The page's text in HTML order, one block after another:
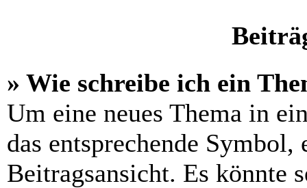
» Wie schreibe ich ein
Um eine neues Thema in
das entsprechende
Beitragsansicht. Es könnte